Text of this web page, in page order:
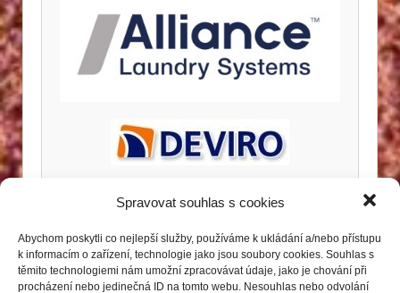
Spravovat souhlas s cookies
Abychom poskytli co nejlepší služby, používáme k ukládání a/nebo přístupu
k informacím o zařízení, technologie jako jsou soubory cookies. Souhlas s
těmito technologiemi nám umožní zpracovávat údaje, jako je chování při
procházení nebo jedinečná ID na tomto webu. Nesouhlas nebo odvolání